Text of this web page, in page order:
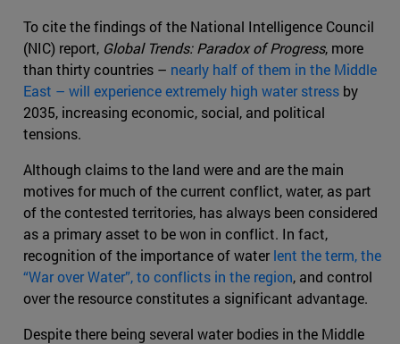
To cite the findings of the National Intelligence Council
(NIC) report, Global Trends: Paradox of Progress, more
than thirty countries – nearly half of them in the Middle
East – will experience extremely high water stress by
2035, increasing economic, social, and political
tensions.
Although claims to the land were and are the main
motives for much of the current conflict, water, as part
of the contested territories, has always been considered
as a primary asset to be won in conflict. In fact,
recognition of the importance of waterlent the term, the
“War over Water”, to conflicts in the region, and control
over the resource constitutes a significant advantage.
Despite there being several water bodies in the Middle